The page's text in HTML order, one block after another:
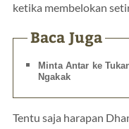
ketika membelokan
Baca Juga
Minta Antar ke
Ngakak
Tentu saja harapan